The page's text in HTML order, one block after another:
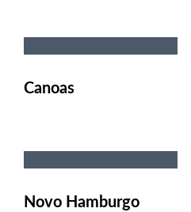
Canoas
Novo Hamburgo